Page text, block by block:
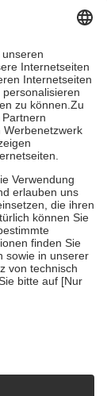
von zehn
die tatsächlichen
Apotheken.
die
je
Gesundheit zu
unterstützen,
18. Lebensjahr
die von der
Bewertungen